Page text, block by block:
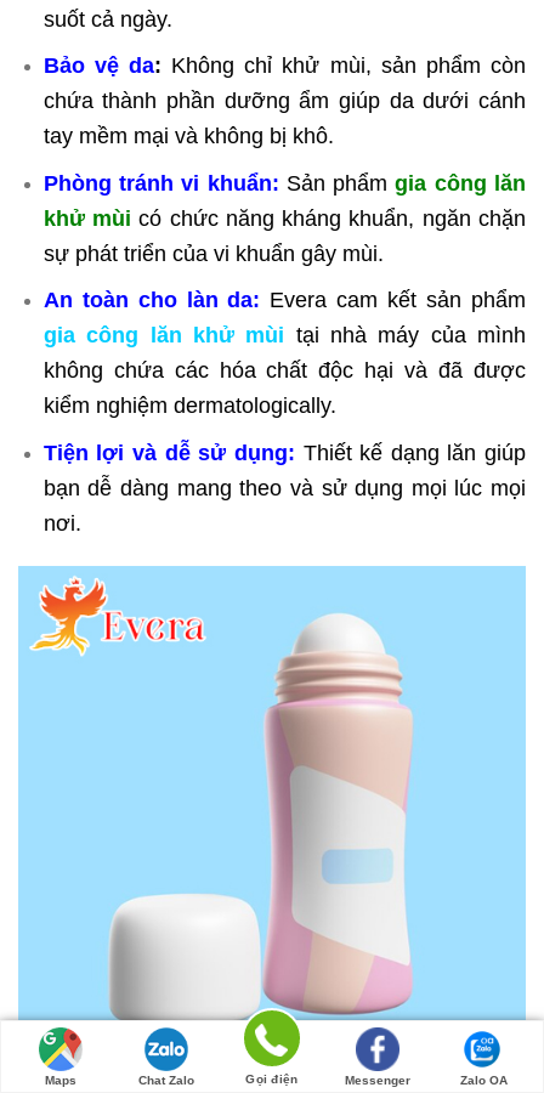
suốt cả ngày.
Bảo vệ da: Không chỉ khử mùi, sản phẩm còn
chứa thành phần dưỡng ẩm giúp da dưới cánh
tay mềm mại và không bị khô.
Phòng tránh vi khuẩn: Sản phẩm gia công lăn
khử mùi có chức năng kháng khuẩn, ngăn chặn
sự phát triển của vi khuẩn gây mùi.
An toàn cho làn da: Evera cam kết sản phẩm
gia công lăn khử mùi tại nhà máy của mình
không chứa các hóa chất độc hại và đã được
kiểm nghiệm dermatologically.
Tiện lợi và dễ sử dụng: Thiết kế dạng lăn giúp
bạn dễ dàng mang theo và sử dụng mọi lúc mọi
nơi.
Maps Chat Zalo Gọi điện Messenger Zalo OA